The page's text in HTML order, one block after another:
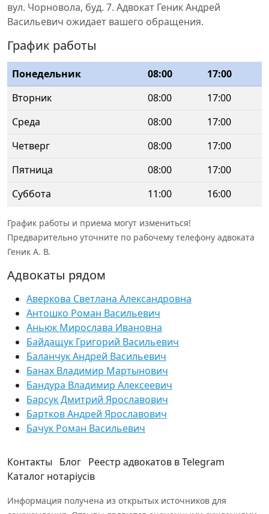
вул. Чорновола, буд. 7. Адвокат Геник Андрей
Васильевич ожидает вашего обращения.
График работы
Понедельник 08:00
17:00
Вторник
08:00
17:00
Среда
08:00
17:00
Четверг
08:00
17:00
Пятница
08:00
17:00
Суббота
11:00 16:00
График работы и приема могут измениться!
Предварительно уточните по рабочему телефону адвоката
Геник А. В.
Адвокаты рядом
Аверкова Светлана Александровна
Антошко Роман Васильевич
Аньюк Мирослава Ивановна
Байдащук Григорий Васильевич
Баланчук Андрей Васильевич
Банах Владимир Мартынович
Бандура Владимир Алексеевич
Барсук Дмитрий Ярославович
Бартков Андрей Ярославович
Бачук Роман Васильевич
Контакты Блог Реестр адвокатов в Telegram
Каталог нотаріусів
Информация получена из открытых источников для